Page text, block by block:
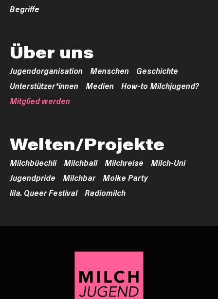
Begriffe
Über uns
Jugendorganisation Menschen
Geschichte
Unterstützer*innen
Medien
How-to Milchjugend?
Mitglied werden
Welten/Projekte
Milchbüechli Milchball Milchreise
Milch-Uni
Jugendpride
Milchbar
Molke Party
lila. Queer Festival
Radiomilch